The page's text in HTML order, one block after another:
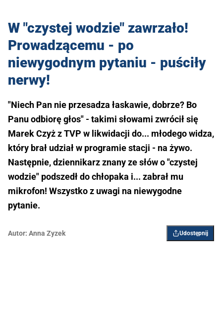
W "czystej wodzie" zawrzało!
Prowadzącemu - po
niewygodnym pytaniu - puściły
nerwy!
"Niech Pan nie przesadza łaskawie, dobrze? Bo
Panu odbiorę głos" - takimi słowami zwrócił się
Marek Czyż z TVP w likwidacji do... młodego widza,
który brał udział w programie stacji - na żywo.
Następnie, dziennikarz znany ze słów o "czystej
wodzie" podszedł do chłopaka i... zabrał mu
mikrofon! Wszystko z uwagi na niewygodne
pytanie.
Autor: Anna Zyzek Udostępnij